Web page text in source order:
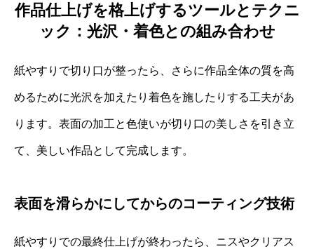
作品仕上げを格上げするツールとテクニ
ック：光沢・着色との組み合わせ
紙やすりで切り口が整ったら、さらに作品全体の質を高
めるために光沢を加えたり着色を施したりする工夫があ
ります。表面の加工と色使いが切り口の美しさを引き立
て、美しい作品として完成します。
表面を滑らかにしてからのコーティング技術
紙やすりでの最終仕上げが終わったら、ニスやクリアス